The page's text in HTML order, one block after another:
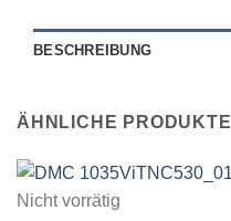
BESCHREIBUNG
ÄHNLICHE PRODUKTE
Nicht vorrätig